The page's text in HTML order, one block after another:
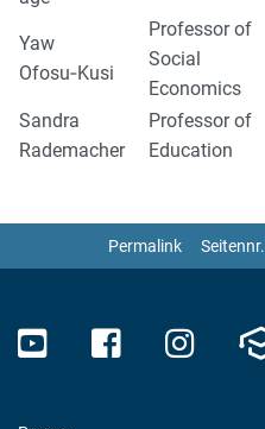
Yaw
Ofosu‑Kusi
Professor of
Social
Economics
Sandra
Rademacher
Professor of
Education
Permalink Seitennr.